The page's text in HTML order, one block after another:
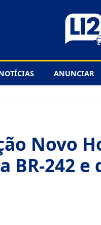
ANUNCIAR
Novo
BR-242